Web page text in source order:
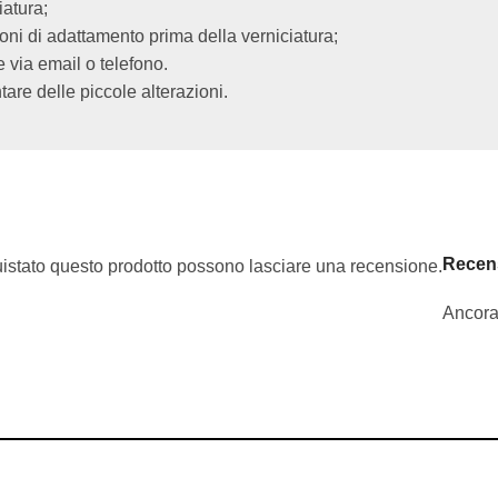
di adattamento prima della verniciatura;
via email o telefono.
delle piccole alterazioni.
questo prodotto possono lasciare una recensione.